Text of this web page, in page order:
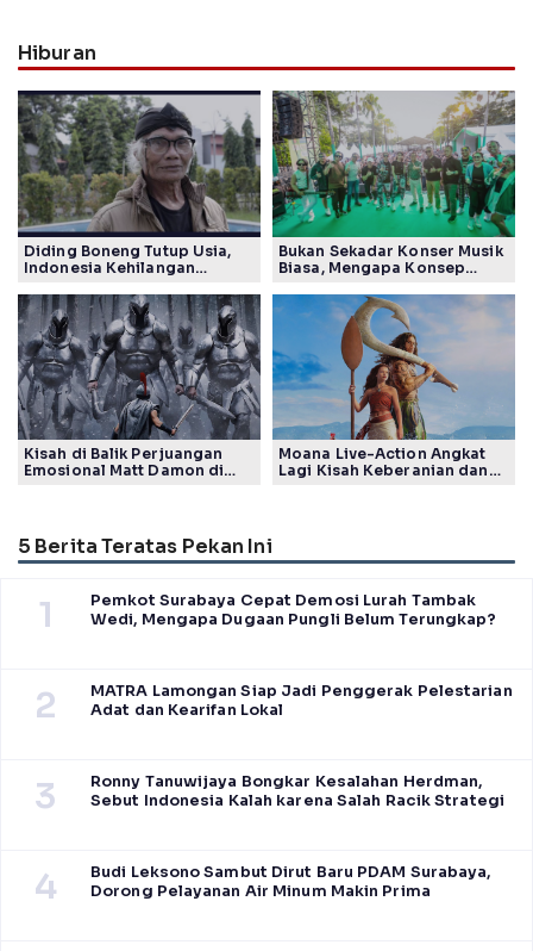
Hiburan
Diding Boneng Tutup Usia,
Indonesia Kehilangan
Generasi
Bukan Sekadar Konser Musik
Biasa, Mengapa Konsep
Tuai Pujian Banyak Pihak
Kisah di Balik Perjuangan
Emosional Matt Damon di
Moana Live-Action Angkat
Lagi Kisah Keberanian dan
5 Berita Teratas Pekan Ini
1
Pemkot Surabaya Cepat Demosi Lurah Tambak
Wedi, Mengapa Dugaan Pungli Belum Terungkap?
2
MATRA Lamongan Siap Jadi Penggerak Pelestarian
Adat dan Kearifan Lokal
3
Ronny Tanuwijaya Bongkar Kesalahan Herdman,
Sebut Indonesia Kalah karena Salah Racik Strategi
4
Budi Leksono Sambut Dirut Baru PDAM Surabaya,
Dorong Pelayanan Air Minum Makin Prima